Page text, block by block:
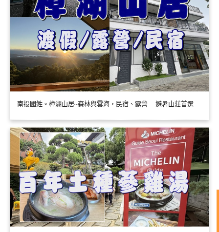
南投國姓。樟湖山居~森林與雲海，民宿、露營….避暑山莊首選